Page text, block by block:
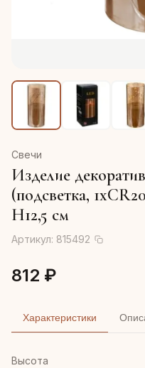
Свечи
Изделие
(подсветка,
H12,5 см
Артикул: 815492
812 ₽
Характеристики
Высота